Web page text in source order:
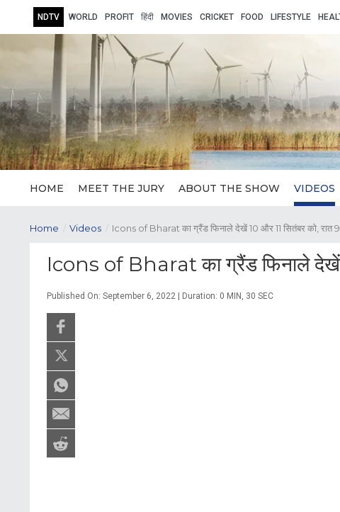
NDTV WORLD PROFIT हिंदी MOVIES CRICKET FOOD LIFESTYLE
HOME MEET THE JURY ABOUT THE SHOW VIDEOS
Home / Videos / Icons of Bharat का ग्रैंड फिनाले देखें 10 और 11 सितंबर को, रात
Icons of Bharat का ग्रैंड फिनाले देखें
Published On: September 6, 2022 | Duration: 0 MIN, 30 SEC